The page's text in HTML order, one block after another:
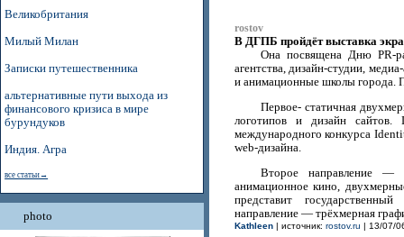
Великобритания
Милый Милан
Записки путешественника
альтернативные пути выхода из
финансового кризиса в мире
бурундуков
Индия. Агра
все статьи→
photo
rostov
В ДГПБ пройдёт выставка
Она посвящена Дню PR-
агентства, дизайн-студии,
и анимационные школы города.
Первое- статичная
логотипов и дизайн сайтов.
международного конкурса
web-дизайна.
Второе направление —
анимационное кино,
представит
направление — трёхмерная
Kathleen| источник: rostov.ru | 13/07/